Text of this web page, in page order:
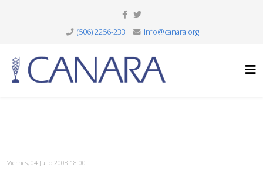
(506) 2256-233 info@canara.org
Viernes, 04 Julio 2008 18:00